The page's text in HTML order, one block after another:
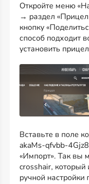
Откройте меню
→ раздел
кнопку
способ подходит
установить
Вставьте в поле
akaMs-qfvbb-
«Импорт». Так вы
crosshair, который
ручной настройки